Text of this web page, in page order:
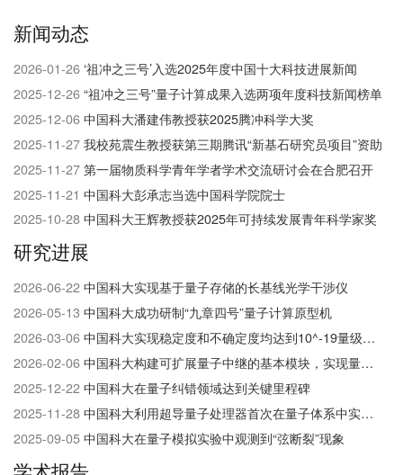
新闻动态
2026-01-26 ‘祖冲之三号’入选2025年度中国十大科技进展新闻
2025-12-26“祖冲之三号”量子计算成果入选两项年度科技新闻榜单
2025-12-06中国科大潘建伟教授获2025腾冲科学大奖
2025-11-27我校苑震生教授获第三期腾讯“新基石研究员项目”资助
2025-11-27第一届物质科学青年学者学术交流研讨会在合肥召开
2025-11-21 中国科大彭承志当选中国科学院院士
2025-10-28中国科大王辉教授获2025年可持续发展青年科学家奖
研究进展
2026-06-22中国科大实现基于量子存储的长基线光学干涉仪
2026-05-13 中国科大成功研制“九章四号”量子计算原型机
2026-03-06中国科大实现稳定度和不确定度均达到10^-19​量级的光钟
2026-02-06中国科大构建可扩展量子中继的基本模块，实现量子网络研究的重大突破
2025-12-22中国科大在量子纠错领域达到关键里程碑
2025-11-28中国科大利用超导量子处理器首次在量子体系中实现并探测高阶非平衡拓扑相
2025-09-05中国科大在量子模拟实验中观测到“弦断裂”现象